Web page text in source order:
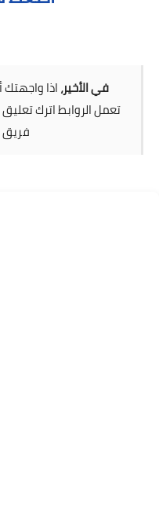
في الأخير،اذا
تعمل الروابط اترك
فريق